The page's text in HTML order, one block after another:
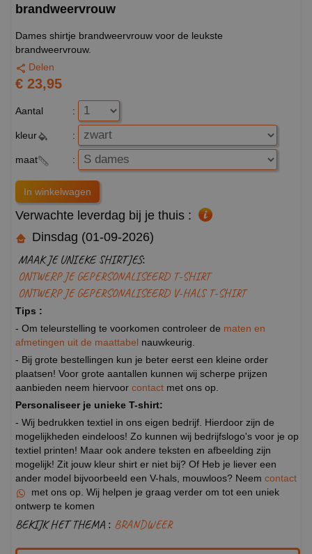
brandweervrouw
Dames shirtje brandweervrouw voor de leukste
brandweervrouw.
Delen
€ 23,95
Aantal :
kleur :
maat :
Verwachte leverdag bij je thuis :
Dinsdag (01-09-2026)
MAAK JE UNIEKE SHIRTJES:
ONTWERP JE GEPERSONALISEERD T-SHIRT
ONTWERP JE GEPERSONALISEERD V-HALS T-SHIRT
Tips :
- Om teleurstelling te voorkomen controleer de maten en
afmetingen uit de maattabel nauwkeurig.
- Bij grote bestellingen kun je beter eerst een kleine order
plaatsen! Voor grote aantallen kunnen wij scherpe prijzen
aanbieden neem hiervoor contact met ons op.
Personaliseer je unieke T-shirt:
- Wij bedrukken textiel in ons eigen bedrijf. Hierdoor zijn de
mogelijkheden eindeloos! Zo kunnen wij bedrijfslogo's voor je op
textiel printen! Maar ook andere teksten en afbeelding zijn
mogelijk! Zit jouw kleur shirt er niet bij? Of Heb je liever een
ander model bijvoorbeeld een V-hals, mouwloos? Neem contact
met ons op. Wij helpen je graag verder om tot een uniek
ontwerp te komen
BEKIJK HET THEMA : BRANDWEER